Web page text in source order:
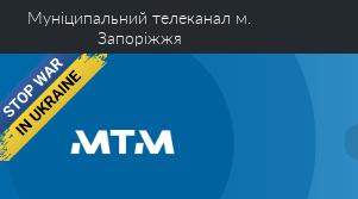
Муніципальний телеканал м.
Запоріжжя